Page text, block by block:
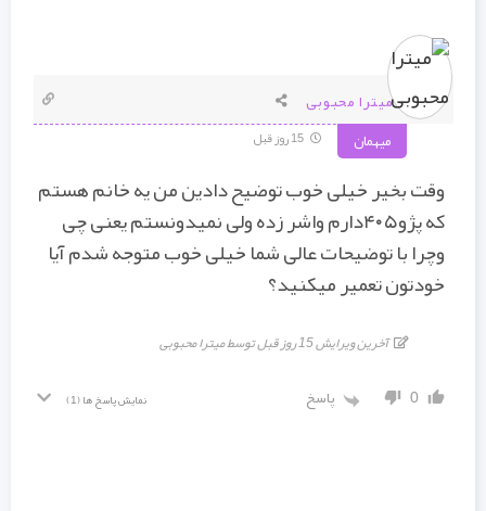
میترا محبوبی
میهمان
وقت بخیر خیلی خوب توضیح دادین من یه خانم هستم
که پژو۴۰۵دارم واشر زده ولی نمیدونستم یعنی چی
وچرا با توضیحات عالی شما خیلی خوب متوجه شدم آیا
خودتون تعمیر میکنید؟
آخرین ویرایش 15 روز قبل توسط میترا محبوبی
0 پاسخ نمایش پاسخ ها(1)